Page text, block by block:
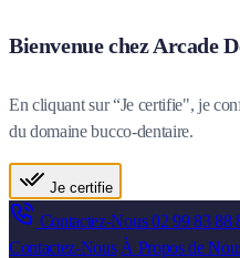
Bienvenue chez Arcade
En cliquant sur “Je certifie", je
du domaine bucco-dentaire.
Je certifie
Contactez-Nous02 99 83 88
Contactez-Nous À Propos de